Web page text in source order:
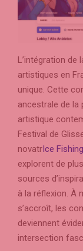
L’intégration de
artistiques en
unique. Cette
ancestrale de la
artistique
Festival de
novatrIce
explorent de
sources
à la réflexion. À
s’accroît, les
deviennent
intersection